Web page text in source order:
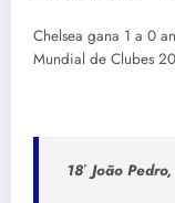
Chelsea gana 1 a 0
Mundial de Clubes
18′ João